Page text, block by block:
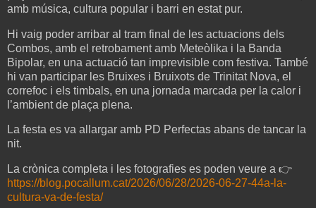
amb música, cultura popular i barri en estat pur.
Hi vaig poder arribar al tram final de les actuacions dels
Combos, amb el retrobament amb Meteòlika i la Banda
Bipolar, en una actuació tan imprevisible com festiva. També
hi van participar les Bruixes i Bruixots de Trinitat Nova, el
correfoc i els timbals, en una jornada marcada per la calor i
l’ambient de plaça plena.
La festa es va allargar amb PD Perfectas abans de tancar la
nit.
La crònica completa i les fotografies es poden veure a 👉
https://blog.pocallum.cat/2026/06/28/2026-06-27-44a-la-
cultura-va-de-festa/